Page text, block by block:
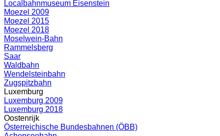
Localbahnmuseum Eisenstein
Moezel 2009
Moezel 2015
Moezel 2018
Moselwein-Bahn
Rammelsberg
Saar
Waldbahn
Wendelsteinbahn
Zugspitzbahn
Luxemburg
Luxemburg 2009
Luxemburg 2018
Oostenrijk
Österreichische Bundesbahnen (ÖBB)